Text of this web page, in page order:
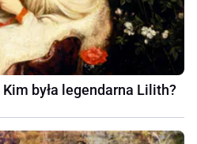
była legendarna Lilith?